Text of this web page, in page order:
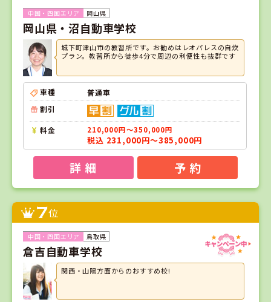
岡山県
岡山県・沼自動車学校
城下町津山市の教習所です。お勧めはレオパレスの自炊
プラン。教習所から徒歩4分で周辺の利便性も抜群です
車種
普通車
割引
料金 210,000円～350,000円
税込 231,000円～385,000円
詳 細 予 約
7位
鳥取県
倉吉自動車学校
関西・山陽方面からのおすすめ校!